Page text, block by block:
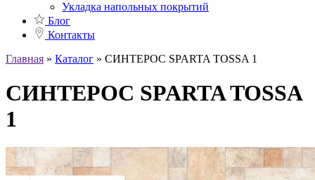
Укладка напольных покрытий
Блог
Контакты
Главная » Каталог » СИНТЕРОС SPARTA TOSSA 1
СИНТЕРОС SPARTA TOSSA
1